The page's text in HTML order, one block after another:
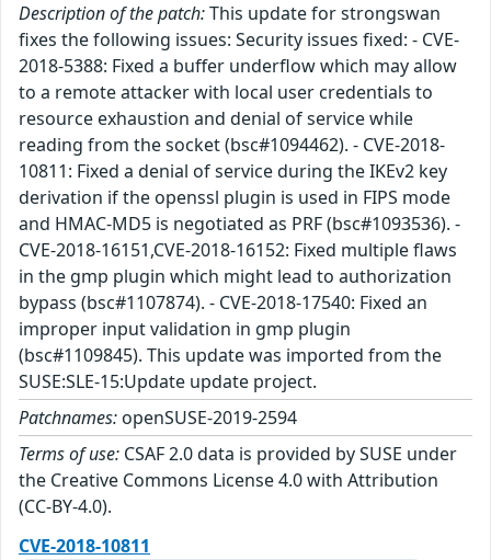
Description of the patch:This update for strongswan
fixes the following issues: Security issues fixed: - CVE-
2018-5388: Fixed a buffer underflow which may allow
to a remote attacker with local user credentials to
resource exhaustion and denial of service while
reading from the socket (bsc#1094462). - CVE-2018-
10811: Fixed a denial of service during the IKEv2 key
derivation if the openssl plugin is used in FIPS mode
and HMAC-MD5 is negotiated as PRF (bsc#1093536). -
CVE-2018-16151,CVE-2018-16152: Fixed multiple flaws
in the gmp plugin which might lead to authorization
bypass (bsc#1107874). - CVE-2018-17540: Fixed an
improper input validation in gmp plugin
(bsc#1109845). This update was imported from the
SUSE:SLE-15:Update update project.
Patchnames: openSUSE-2019-2594
Terms of use: CSAF 2.0 data is provided by SUSE under
the Creative Commons License 4.0 with Attribution
(CC-BY-4.0).
CVE-2018-10811